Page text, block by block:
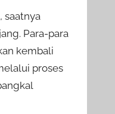
saatnya
Para-para
kembali
proses